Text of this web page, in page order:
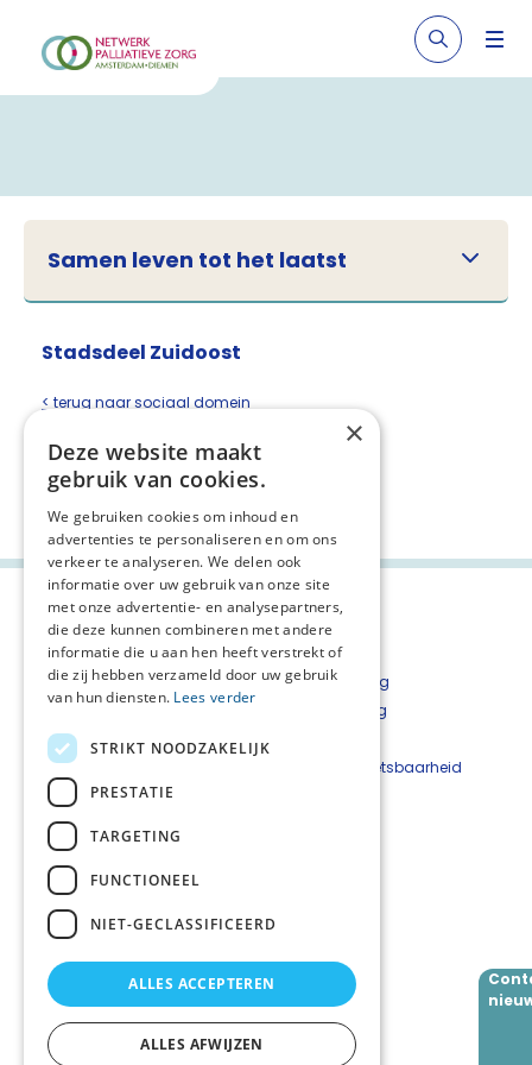
Samen leven tot het laatst
Stadsdeel Zuidoost
< terug naar sociaal domein
Infomatie volgt nog.
Deel deze pagina:
Inschrijven nieuwsbrief
Privacyverklaring
Cookieverklaring
Disclaimer
Beveiligingskwetsbaarheid
Netwerkteam
Wies Wagenaar (netwerkcoördinator)
Danielle van Bennekom (projectleider)
Inge de Boer (secretariaat)
×
Deze website maakt
gebruik van cookies.
We gebruiken cookies om inhoud en
advertenties te personaliseren en om ons
verkeer te analyseren. We delen ook
informatie over uw gebruik van onze site
met onze advertentie- en analysepartners,
die deze kunnen combineren met andere
informatie die u aan hen heeft verstrekt of
die zij hebben verzameld door uw gebruik
van hun diensten. Lees verder
STRIKT NOODZAKELIJK
PRESTATIE
TARGETING
FUNCTIONEEL
NIET-GECLASSIFICEERD
ALLES ACCEPTEREN
ALLES AFWIJZEN